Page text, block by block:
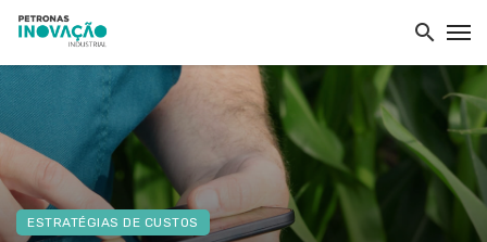
ESTRATÉGIAS DE CUSTOS